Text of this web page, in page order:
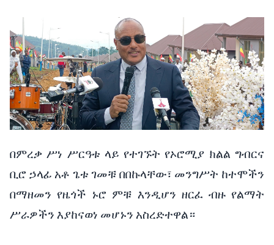
በምረቃ ሥነ ሥርዓቱ ላይ የተገኙት የኦሮሚያ ክልል ግብርና
ቢሮ ኃላፊ አቶ ጌቱ ገመቹ በበኩላቸው፣ መንግሥት ከተሞችን
በማዘመን የዜጎች ኑሮ ምቹ እንዲሆን ዘርፈ ብዙ የልማት
ሥራዎችን እያከናወነ መሆኑን አስረድተዋል።